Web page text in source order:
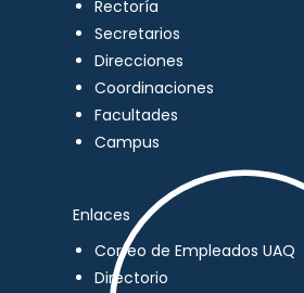
Rectoría
Secretarios
Direcciones
Coordinaciones
Facultades
Campus
Enlaces
Correo de Empleados UAQ
Directorio